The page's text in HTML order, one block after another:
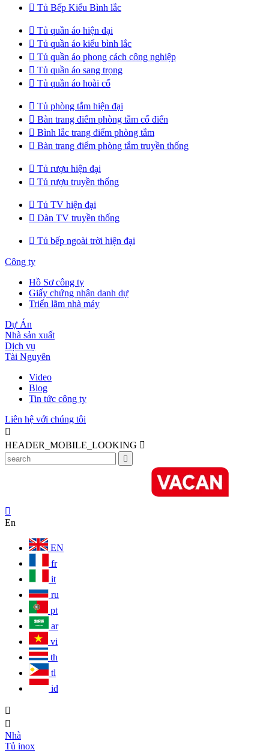
 Tủ Bếp Kiểu Bình lắc
 Tủ quần áo hiện đại
 Tủ quần áo kiểu bình lắc
 Tủ quần áo phong cách công nghiệp
 Tủ quần áo sang trọng
 Tủ quần áo hoài cổ
 Tủ phòng tắm hiện đại
 Bàn trang điểm phòng tắm cổ điển
 Bình lắc trang điểm phòng tắm
 Bàn trang điểm phòng tắm truyền thống
 Tủ rượu hiện đại
 Tủ rượu truyền thống
 Tủ TV hiện đại
 Dàn TV truyền thống
 Tủ bếp ngoài trời hiện đại
Công ty
Hồ Sơ công ty
Giấy chứng nhận danh dự
Triển lãm nhà máy
Dự Án
Nhà sản xuất
Dịch vụ
Tài Nguyên
Video
Blog
Tin tức công ty
Liên hệ với chúng tôi

HEADER_MOBILE_LOOKING 


En
EN
fr
it
ru
pt
ar
vi
th
tl
id


Nhà
Tủ inox